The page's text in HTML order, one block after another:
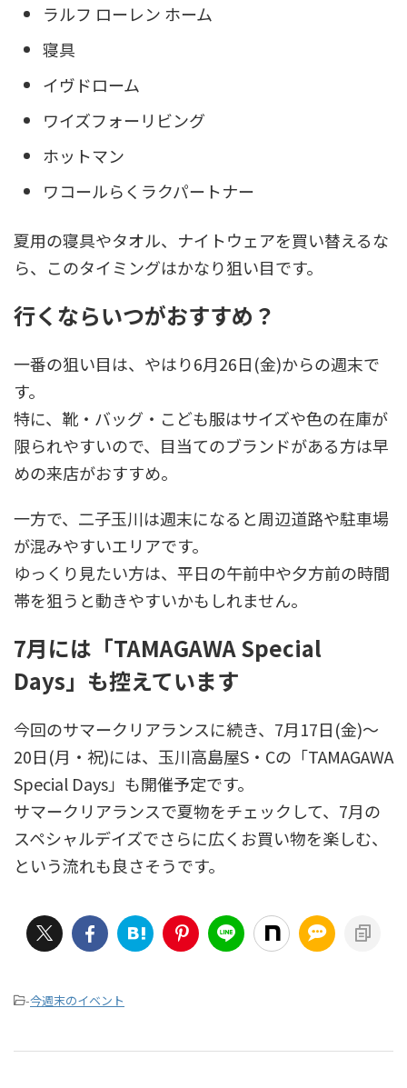
ラルフ ローレン ホーム
寝具
イヴドローム
ワイズフォーリビング
ホットマン
ワコールらくラクパートナー
夏用の寝具やタオル、ナイトウェアを買い替えるな
ら、このタイミングはかなり狙い目です。
行くならいつがおすすめ？
一番の狙い目は、やはり6月26日(金)からの週末で
す。
特に、靴・バッグ・こども服はサイズや色の在庫が
限られやすいので、目当てのブランドがある方は早
めの来店がおすすめ。
一方で、二子玉川は週末になると周辺道路や駐車場
が混みやすいエリアです。
ゆっくり見たい方は、平日の午前中や夕方前の時間
帯を狙うと動きやすいかもしれません。
7月には「TAMAGAWA Special
Days」も控えています
今回のサマークリアランスに続き、7月17日(金)〜
20日(月・祝)には、玉川高島屋S・Cの「TAMAGAWA
Special Days」も開催予定です。
サマークリアランスで夏物をチェックして、7月の
スペシャルデイズでさらに広くお買い物を楽しむ、
という流れも良さそうです。
-今週末のイベント